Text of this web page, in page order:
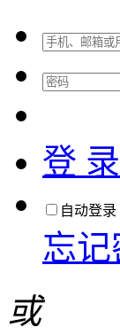
登 录
自动登录
忘记
或